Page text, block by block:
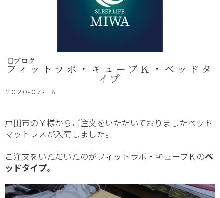
旧ブログ
フィットラボ・キューブＫ・ベッドタ
イプ
2020-07-18
戸田市のＹ様からご注文をいただいておりましたベッド
マットレスが入荷しました。
ご注文をいただいたのがフィットラボ・キューブＫのベ
ッドタイプ。